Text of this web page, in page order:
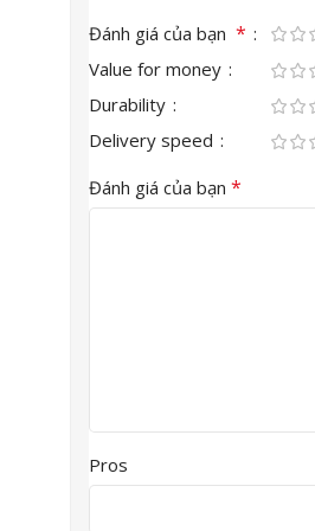
Đánh giá của bạn *
Value for money
Durability
Delivery speed
Đánh giá của bạn *
Pros